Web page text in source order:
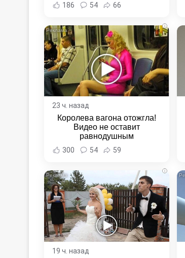
186 54 66
i
23 ч. назад
Королева вагона отожгла!
Видео не оставит
равнодушным
300 54 59
i
19 ч. назад